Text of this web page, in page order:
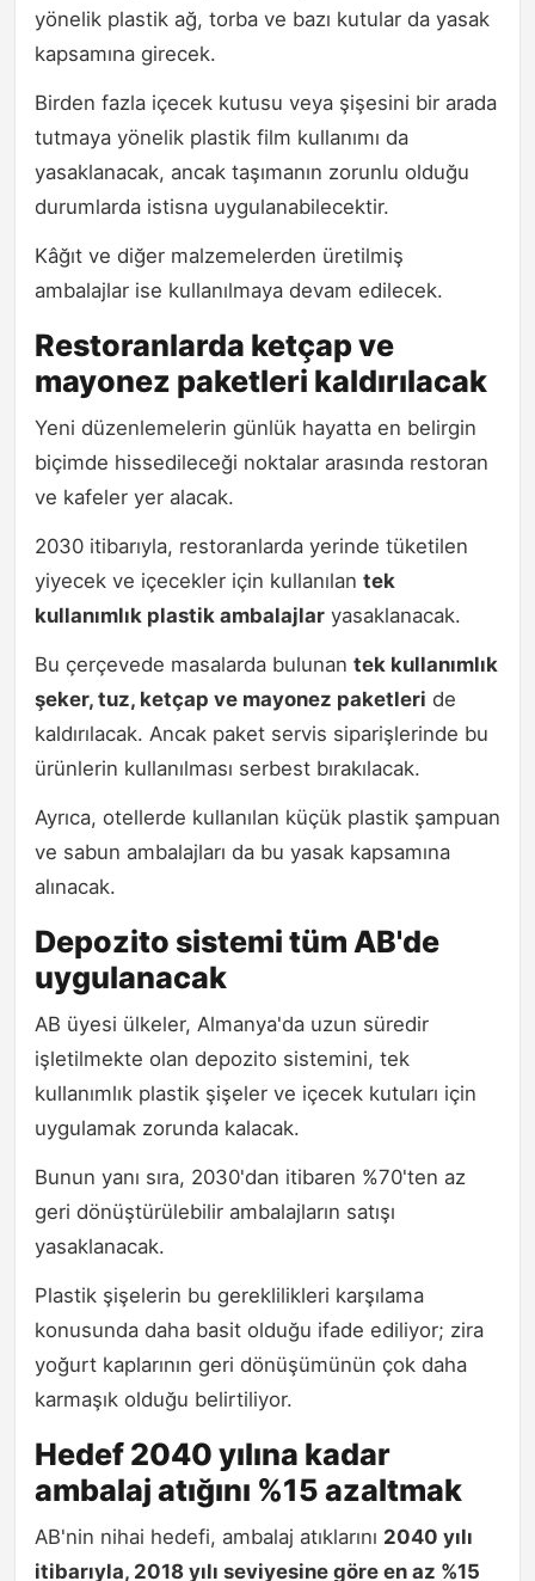
yönelik plastik ağ, torba ve bazı kutular da yasak
kapsamına girecek.
Birden fazla içecek kutusu veya şişesini bir arada
tutmaya yönelik plastik film kullanımı da
yasaklanacak, ancak taşımanın zorunlu olduğu
durumlarda istisna uygulanabilecektir.
Kâğıt ve diğer malzemelerden üretilmiş
ambalajlar ise kullanılmaya devam edilecek.
Restoranlarda ketçap ve
mayonez paketleri kaldırılacak
Yeni düzenlemelerin günlük hayatta en belirgin
biçimde hissedileceği noktalar arasında restoran
ve kafeler yer alacak.
2030 itibarıyla, restoranlarda yerinde tüketilen
yiyecek ve içecekler için kullanılan tek
kullanımlık plastik ambalajlar yasaklanacak.
Bu çerçevede masalarda bulunan tek kullanımlık
şeker, tuz, ketçap ve mayonez paketleri de
kaldırılacak. Ancak paket servis siparişlerinde bu
ürünlerin kullanılması serbest bırakılacak.
Ayrıca, otellerde kullanılan küçük plastik şampuan
ve sabun ambalajları da bu yasak kapsamına
alınacak.
Depozito sistemi tüm AB'de
uygulanacak
AB üyesi ülkeler, Almanya'da uzun süredir
işletilmekte olan depozito sistemini, tek
kullanımlık plastik şişeler ve içecek kutuları için
uygulamak zorunda kalacak.
Bunun yanı sıra, 2030'dan itibaren %70'ten az
geri dönüştürülebilir ambalajların satışı
yasaklanacak.
Plastik şişelerin bu gereklilikleri karşılama
konusunda daha basit olduğu ifade ediliyor; zira
yoğurt kaplarının geri dönüşümünün çok daha
karmaşık olduğu belirtiliyor.
Hedef 2040 yılına kadar
ambalaj atığını %15 azaltmak
AB'nin nihai hedefi, ambalaj atıklarını 2040 yılı
itibarıyla, 2018 yılı seviyesine göre en az %15